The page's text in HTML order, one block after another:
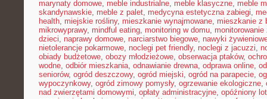
marynaty domowe, meble industrialne, meble klasyczne, meble
skandynawskie, meble z palet, medycyna estetyczna zabiegi,
health, miejskie rośliny, mieszkanie wynajmowane, mieszkanie z
mikrowyprawy, mindful eating, monitoring w domu, monitorowanie
dzieci, naprawy domowe, narciarstwo biegowe, nawyki
nietolerancje pokarmowe, noclegi pet friendly, noclegi z jacuzzi,
obiady budżetowe, obozy młodzieżowe, obserwacja ptaków,
wodne, odbiór mieszkania, odnawianie drewna, odprawa online,
seniorów, ogród deszczowy, ogród miejski, ogród na parapecie,
wypoczynkowy, ogród zimowy pomysły, ogrzewanie ekologiczne,
nad zwierzętami domowymi, opłaty administracyjne, opóźniony lot